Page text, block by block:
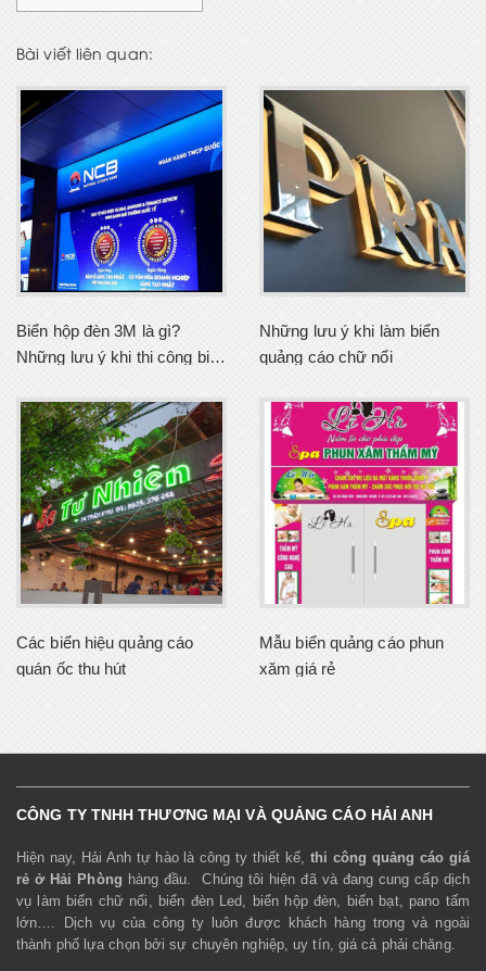
Bài viết liên quan:
Biển hộp đèn 3M là gì?
Những lưu ý khi thi công biển
Những lưu ý khi làm biển
quảng cáo chữ nổi
Các biển hiệu quảng cáo
quán ốc thu hút
Mẫu biển quảng cáo phun
xăm giá rẻ
CÔNG TY TNHH THƯƠNG MẠI VÀ QUẢNG CÁO HẢI ANH
Hiện nay, Hải Anh tự hào là công ty thiết kế, thi công quảng cáo giá
rẻ ở Hải Phòng hàng đầu. Chúng tôi hiện đã và đang cung cấp dịch
vụ làm biển chữ nổi, biển đèn Led, biển hộp đèn, biển bạt, pano tấm
lớn…. Dịch vụ của công ty luôn được khách hàng trong và ngoài
thành phố lựa chọn bởi sự chuyên nghiệp, uy tín, giá cả phải chăng.